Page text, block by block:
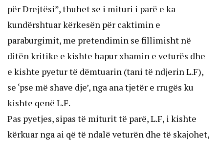
për Drejtësi”, thuhet se i mituri i parë e ka
kundërshtuar kërkesën për caktimin e
paraburgimit, me pretendimin se fillimisht në
ditën kritike e kishte hapur xhamin e veturës dhe
e kishte pyetur të dëmtuarin (tani të ndjerin L.F),
se ‘pse më shave dje’, nga ana tjetër e rrugës ku
kishte qenë L.F.
Pas pyetjes, sipas të miturit të parë, L.F, i kishte
kërkuar nga ai që të ndalë veturën dhe të skajohet,